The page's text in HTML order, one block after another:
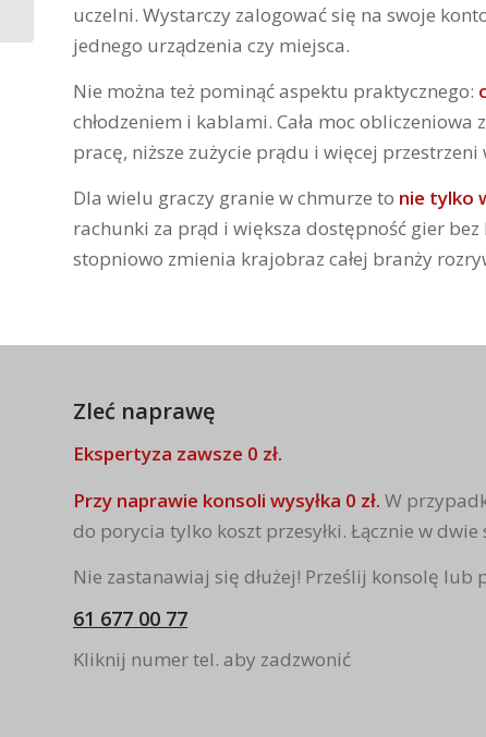
uczelni. Wystarczy zalogować się na swoje
jednego urządzenia czy miejsca.
Nie można też pominąć aspektu praktycznego:
chłodzeniem i kablami. Cała moc
pracę, niższe zużycie prądu i więcej przestrzeni
Dla wielu graczy granie w chmurze to nie tylko
rachunki za prąd i większa dostępność gier
stopniowo zmienia krajobraz całej branży
Zleć naprawę
Ekspertyza zawsze 0 zł.
Przy naprawie konsoli wysyłka 0 zł. W
do porycia tylko koszt przesyłki. Łącznie w dwie
Nie zastanawiaj się dłużej! Prześlij konsolę lub
61 677 00 77
Kliknij numer tel. aby zadzwonić
Abonament za gry –
czy to ma sens w 2025